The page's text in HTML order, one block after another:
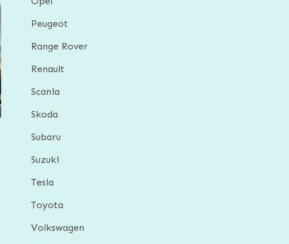
Peugeot
Range Rover
Renault
Scania
Skoda
Subaru
Suzuki
Tesla
Toyota
Volkswagen